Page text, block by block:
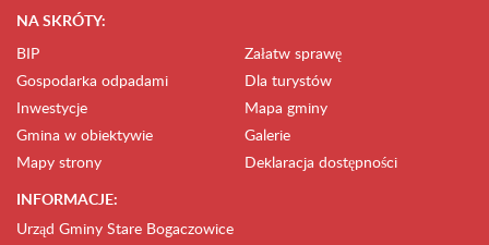
NA SKRÓTY:
BIP
Załatw sprawę
Gospodarka odpadami
Dla turystów
Inwestycje
Mapa gminy
Gmina w obiektywie
Galerie
Mapy strony
Deklaracja dostępności
INFORMACJE:
Urząd Gminy Stare Bogaczowice